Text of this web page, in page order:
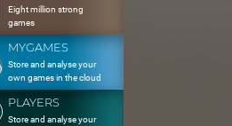
Eight million strong
games
MYGAMES
Store and analyse your
own games in the cloud
PLAYERS
Store and analyse your